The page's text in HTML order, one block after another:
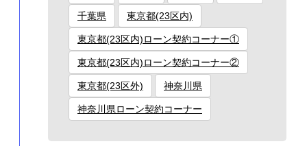
千葉県 東京都(23区内)
東京都(23区内)ローン契約コーナー①
東京都(23区内)ローン契約コーナー②
東京都(23区外) 神奈川県
神奈川県ローン契約コーナー